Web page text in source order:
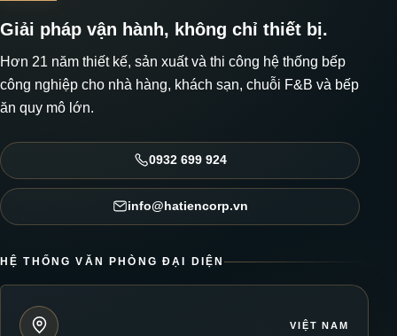
Giải pháp vận hành, không chỉ thiết bị.
Hơn 21 năm thiết kế, sản xuất và thi công hệ thống bếp
công nghiệp cho nhà hàng, khách sạn, chuỗi F&B và bếp
ăn quy mô lớn.
0932 699 924
info@hatiencorp.vn
HỆ THỐNG VĂN PHÒNG ĐẠI DIỆN
VIỆT NAM